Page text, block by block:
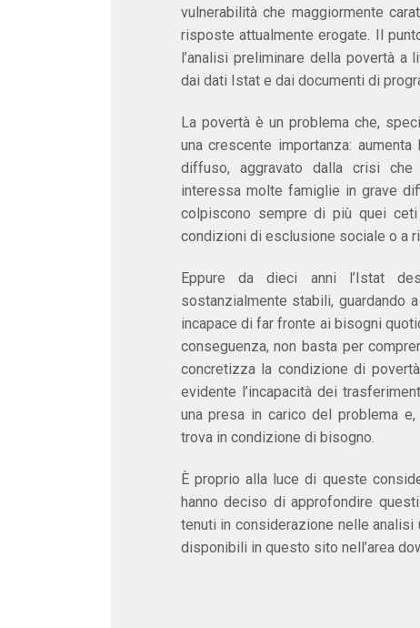
vulnerabilità che maggiormente
risposte attualmente erogate. Il
l’analisi preliminare della povertà
dai dati Istat e dai documenti di
La povertà è un problema che,
una crescente importanza:
diffuso, aggravato dalla crisi che
interessa molte famiglie in grave
colpiscono sempre di più quei
condizioni di esclusione sociale o a
Eppure da dieci anni l’Istat
sostanzialmente stabili, guardando
incapace di far fronte ai bisogni
conseguenza, non basta per
concretizza la condizione di
evidente l’incapacità dei
una presa in carico del problema
trova in condizione di bisogno.
È proprio alla luce di queste
hanno deciso di approfondire
tenuti in considerazione nelle
disponibili in questo sito nell’area